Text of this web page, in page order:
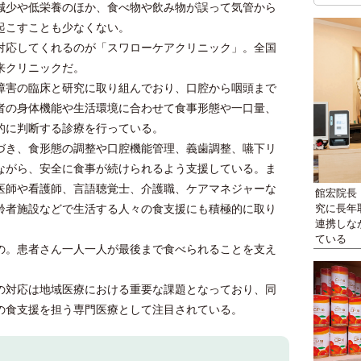
や低栄養のほか、食べ物や飲み物が誤って気管から
すことも少なくない。
してくれるのが「スワローケアクリニック」。全国
リニックだ。
の臨床と研究に取り組んでおり、口腔から咽頭まで
身体機能や生活環境に合わせて食事形態や一口量、
判断する診療を行っている。
、食形態の調整や口腔機能管理、義歯調整、嚥下リ
ら、安全に食事が続けられるよう支援している。ま
や看護師、言語聴覚士、介護職、ケアマネジャーな
施設などで生活する人々の食支援にも積極的に取り
患者さん一人一人が最後まで食べられることを支え
応は地域医療における重要な課題となっており、同
支援を担う専門医療として注目されている。
館宏院長
究に長年
連携しな
ている